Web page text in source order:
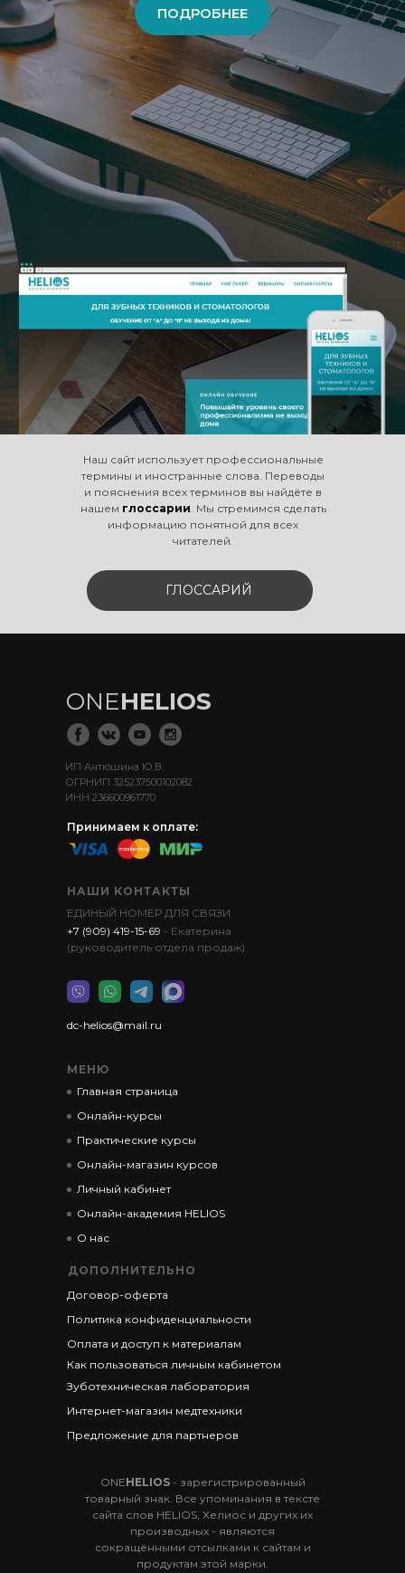
ПОДРОБНЕЕ
Наш сайт использует профессиональные
термины и иностранные слова. Переводы
и пояснения всех терминов вы найдёте в
нашем глоссарии . Мы стремимся сделать
информацию понятной для всех
читателей.
ГЛОССАРИЙ
ДОПОЛНИТЕЛЬНО
Договор-оферта
Политика конфиденциальности
Оплата и доступ к материалам
Как пользоваться личным кабинетом
Зуботехническая лаборатория
Интернет-магазин медтехники
Предложение для партнеров
Главная страница
Онлайн-курсы
Практические курсы
Личный кабинет
Онлайн-академия HELIOS
МЕНЮ
dc-helios@mail.ru
ЕДИНЫЙ НОМЕР ДЛЯ СВЯЗИ
+7 (909) 419-15-69 - Екатерина
(руководитель отдела продаж)
НАШИ КОНТАКТЫ
ИП Антюшина Ю.В.
ОГРНИП 325237500102082
ИНН 236600961770
Принимаем к оплате:
Онлайн-магазин курсов
О нас
ONEHELIOS
ONEHELIOS- зарегистрированный
товарный знак. Все упоминания в тексте
сайта слов HELIOS, Хелиос и других их
производных - являются
сокращёнными отсылками к сайтам и
продуктам этой марки.